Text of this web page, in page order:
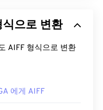
옵션이 있습니다.
레이어또는Picture
히 Apple 플랫폼 사용
실이 없지만, AIFF 파
. AIFF는
형식으로 변환
에게 AIFF